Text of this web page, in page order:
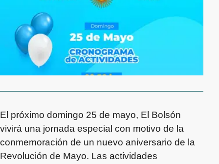
El próximo domingo 25 de mayo, El Bolsón
vivirá una jornada especial con motivo de la
conmemoración de un nuevo aniversario de la
Revolución de Mayo. Las actividades